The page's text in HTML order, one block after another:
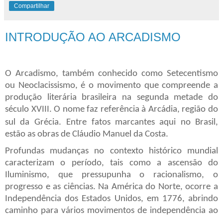
Compartilhar
INTRODUÇÃO AO ARCADISMO
O Arcadismo, também conhecido como Setecentismo
ou Neoclacissismo, é o movimento que compreende a
produção literária brasileira na segunda metade do
século XVIII. O nome faz referência à Arcádia, região do
sul da Grécia.
Entre fatos marcantes aqui no Brasil,
estão as obras de Cláudio Manuel da Costa.
Profundas mudanças no contexto histórico mundial
caracterizam o período, tais como a ascensão do
Iluminismo, que pressupunha o racionalismo, o
progresso e as ciências. Na América do Norte, ocorre a
Independência dos Estados Unidos, em 1776, abrindo
caminho para vários movimentos de independência ao